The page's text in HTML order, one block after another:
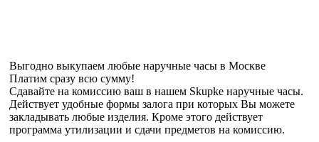
Выгодно выкупаем любые наручные часы в Москве
Платим сразу всю сумму!
Сдавайте на комиссию ваш в нашем Skupke наручные часы.
Действует удобные формы залога при которых Вы можете
закладывать любые изделия. Кроме этого действует
программа утилизации и сдачи предметов на комиссию.